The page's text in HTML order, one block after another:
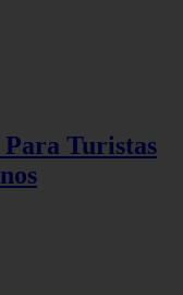
Turistas